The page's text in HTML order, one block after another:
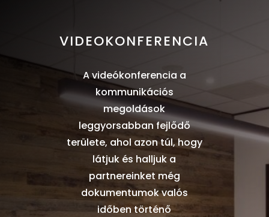
VIDEOKONFERENCIA
A videókonferencia a
kommunikációs
megoldások
leggyorsabban fejlődő
területe, ahol azon túl, hogy
látjuk és halljuk a
partnereinket még
dokumentumok valós
időben történő